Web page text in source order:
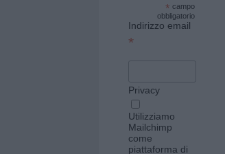
* campo
obbligatorio
Indirizzo email
*
Privacy
Utilizziamo
Mailchimp
come
piattaforma di